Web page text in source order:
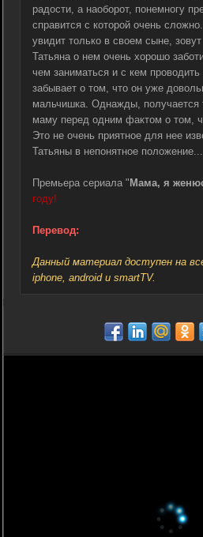
радости, а наоборот, понемногу
справится с которой очень
увидит только в своем сыне,
Татьяна о нем очень хорошо
чем заниматься и с кем
забывает о том, что он уже
мальчишка. Однажды, получается
маму перед одним фактом о том,
Это не очень приятное для нее
Татьяны в непонятное положение...
Премьера сериала " Мама, я
году!
Перевод:
Данный материал доступен на
iphone, android и smartTV.